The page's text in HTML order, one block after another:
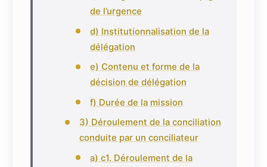
de l’urgence
d) Institutionnalisation de la
délégation
e) Contenu et forme de la
décision de délégation
f) Durée de la mission
3) Déroulement de la conciliation
conduite par un conciliateur
a) c1. Déroulement de la